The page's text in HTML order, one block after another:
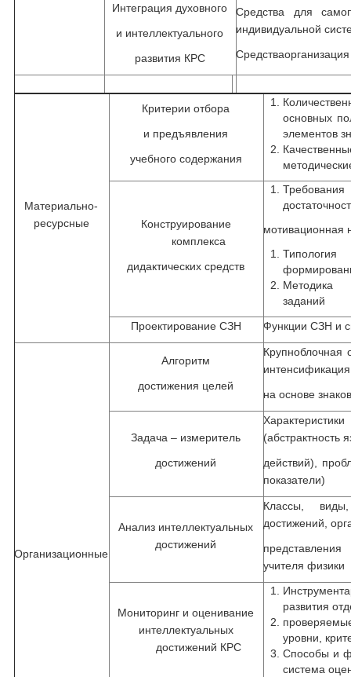
Интеграция духовного
и интеллектуального
развития КРС
Средства для
индивидуальной
Материально-
ресурсные
Критерии отбора
и предъявления
учебного содержания
основных
элементов
Конструирование
комплекса
дидактических средств
мотивационная
Методика
заданий
Проектирование СЗН
Функции СЗН и
Организационные
Алгоритм
достижения целей
Крупноблочная
на основе
Задача – измеритель
достижений
(абстрактность
действий),
показатели)
Анализ интеллектуальных
достижений
Классы, виды,
достижений,
учителя физики
Мониторинг и оценивание
интеллектуальных
достижений КРС
развития
уровни,
Способы и
система